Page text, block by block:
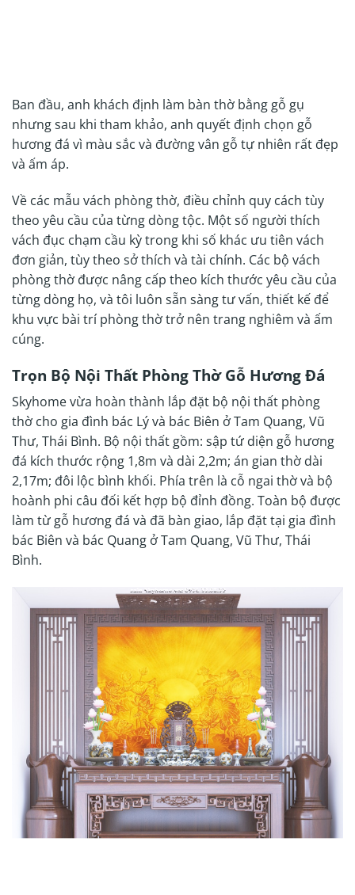
Ban đầu, anh khách định làm bàn thờ bằng gỗ gụ
nhưng sau khi tham khảo, anh quyết định chọn gỗ
hương đá vì màu sắc và đường vân gỗ tự nhiên rất đẹp
và ấm áp.
Về các mẫu vách phòng thờ, điều chỉnh quy cách tùy
theo yêu cầu của từng dòng tộc. Một số người thích
vách đục chạm cầu kỳ trong khi số khác ưu tiên vách
đơn giản, tùy theo sở thích và tài chính. Các bộ vách
phòng thờ được nâng cấp theo kích thước yêu cầu của
từng dòng họ, và tôi luôn sẵn sàng tư vấn, thiết kế để
khu vực bài trí phòng thờ trở nên trang nghiêm và ấm
cúng.
Trọn Bộ Nội Thất Phòng Thờ Gỗ Hương Đá
Skyhome vừa hoàn thành lắp đặt bộ nội thất phòng
thờ cho gia đình bác Lý và bác Biên ở Tam Quang, Vũ
Thư, Thái Bình. Bộ nội thất gồm: sập tứ diện gỗ hương
đá kích thước rộng 1,8m và dài 2,2m; án gian thờ dài
2,17m; đôi lộc bình khối. Phía trên là cỗ ngai thờ và bộ
hoành phi câu đối kết hợp bộ đỉnh đồng. Toàn bộ được
làm từ gỗ hương đá và đã bàn giao, lắp đặt tại gia đình
bác Biên và bác Quang ở Tam Quang, Vũ Thư, Thái
Bình.